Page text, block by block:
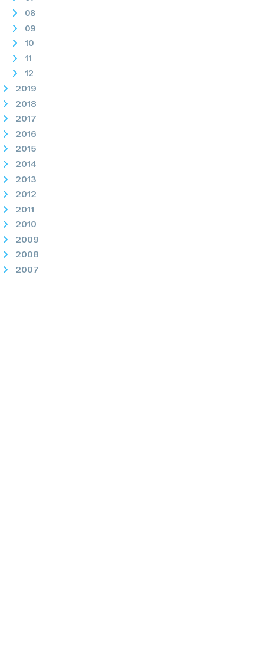
08
09
10
11
12
2019
2018
2017
2016
2015
2014
2013
2012
2011
2010
2009
2008
2007